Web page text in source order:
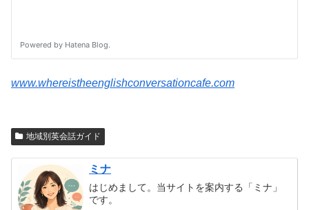
www.whereistheenglishconversationcafe.com
地域別英会話ガイド
ミナ
はじめまして。当サイトを案内する「ミナ」
です。